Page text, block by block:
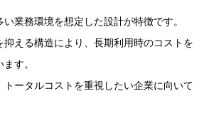
業務環境を想定した設計が特徴です。
える構造により、長期利用時のコストを
す。
トータルコストを重視したい企業に向いて